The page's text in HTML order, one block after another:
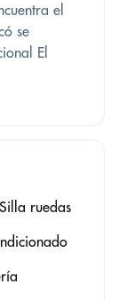
el
se
El
ruedas